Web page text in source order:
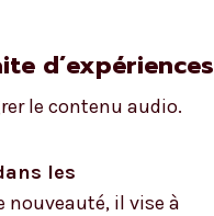
d’expériences
le contenu audio.
les
il vise à